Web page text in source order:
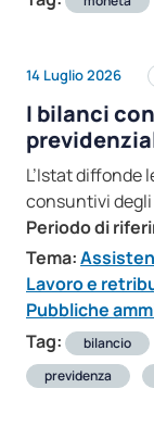
14 Luglio 2026
I bilanci
L’Istat diffonde
consuntivi degli
Periodo di
Tema:
Lavoro e
Pubbliche
Tag:
bilancio
previdenza